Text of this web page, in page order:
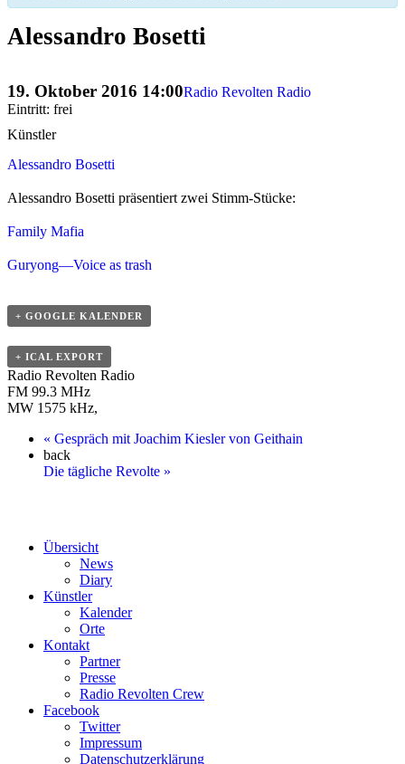
Alessandro Bosetti
Navigation
19. Oktober 2016 14:00Radio Revolten Radio
Eintritt: frei
Künstler
Alessandro Bosetti
Alessandro Bosetti präsentiert zwei Stimm-Stücke:
Family Mafia
Guryong—Voice as trash
+ GOOGLE KALENDER
+ ICAL EXPORT
Radio Revolten Radio
FM 99.3 MHz
MW 1575 kHz,
« Gespräch mit Joachim Kiesler von Geithain
back
Die tägliche Revolte »
Übersicht
News
Diary
Künstler
Kalender
Orte
Kontakt
Partner
Presse
Radio Revolten Crew
Facebook
Twitter
Impressum
Datenschutzerklärung